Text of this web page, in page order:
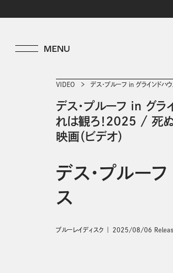
VIDEO デス・プルーフ in グラインドハウ
デス・プルーフ in グラ
れは観ろ！2025 / 死
映画（ビデオ）
デス・プルー
ス
ブルーレイディスク 2025/08/06